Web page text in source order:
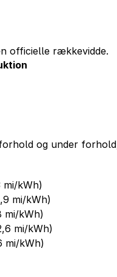
officielle rækkevidde.
og under
mi/kWh)
mi/kWh)
mi/kWh)
mi/kWh)
mi/kWh)